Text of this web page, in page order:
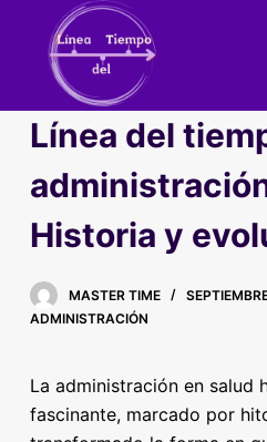
t
a
o
n
Línea del
Historia y
MASTER TIME
ADMINISTRACIÓN
La administración en salud
fascinante, marcado por